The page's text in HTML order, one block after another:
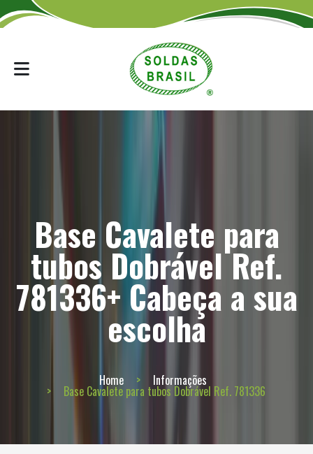
Base Cavalete para
tubos Dobrável Ref.
781336+ Cabeça a sua
escolha
Home Informações
Base Cavalete para tubos Dobrável Ref. 781336